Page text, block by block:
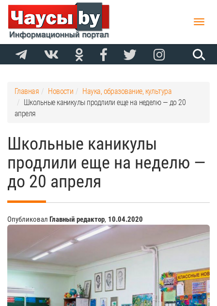
Toggle
Главная Новости
Наука, образование, культура
Школьные каникулы продлили еще на неделю — до 20
апреля
Школьные каникулы
продлили еще на неделю —
до 20 апреля
Опубликовал Главный редактор, 10.04.2020